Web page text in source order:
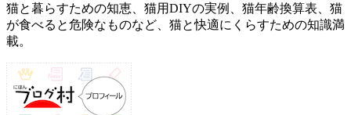
猫と暮らすための知恵、猫用DIYの実例、猫年齢換算表、猫
が食べると危険なものなど、猫と快適にくらすための知識満
載。